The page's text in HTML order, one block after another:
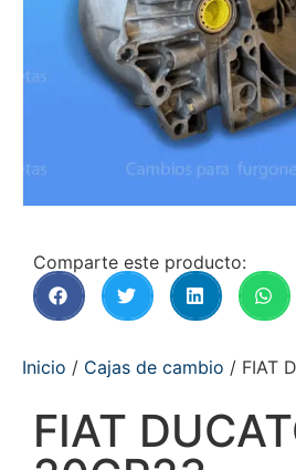
Comparte este producto:
Inicio / Cajas de cambio / FIAT
FIAT